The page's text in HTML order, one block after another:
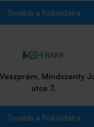
Tovább a fiókoldalra
Mindszenty
utca 7.
Tovább a fiókoldalra